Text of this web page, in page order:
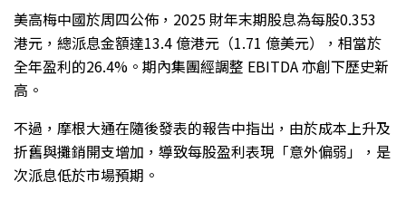
美高梅中國於周四公佈，2025 財年末期股息為每股0.353
港元，總派息金額達13.4 億港元（1.71 億美元），相當於
全年盈利的26.4%。期內集團經調整 EBITDA 亦創下歷史新
高。
不過，摩根大通在隨後發表的報告中指出，由於成本上升及
折舊與攤銷開支增加，導致每股盈利表現「意外偏弱」，是
次派息低於市場預期。